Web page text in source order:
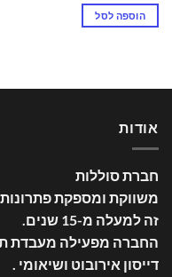
הוספה לסל
אודות
חברת סוללות
משווקת ומספקת פתרונות
זה למעלה מ-15 שנים
.
החברה מפעילה מעבדת
דייסון אירובוט ושיאומי .